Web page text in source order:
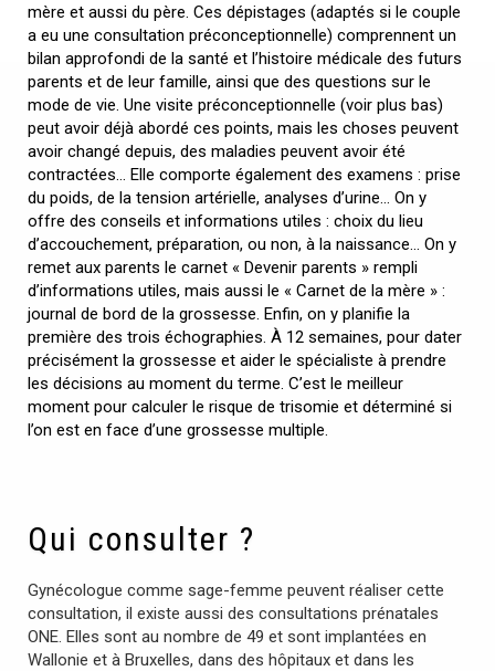
mère et aussi du père. Ces dépistages (adaptés si le couple
a eu une consultation préconceptionnelle) comprennent un
bilan approfondi de la santé et l’histoire médicale des futurs
parents et de leur famille, ainsi que des questions sur le
mode de vie. Une visite préconceptionnelle (voir plus bas)
peut avoir déjà abordé ces points, mais les choses peuvent
avoir changé depuis, des maladies peuvent avoir été
contractées… Elle comporte également des examens : prise
du poids, de la tension artérielle, analyses d’urine… On y
offre des conseils et informations utiles : choix du lieu
d’accouchement, préparation, ou non, à la naissance… On y
remet aux parents le carnet « Devenir parents » rempli
d’informations utiles, mais aussi le « Carnet de la mère » :
journal de bord de la grossesse. Enfin, on y planifie la
première des trois échographies. À 12 semaines, pour dater
précisément la grossesse et aider le spécialiste à prendre
les décisions au moment du terme. C’est le meilleur
moment pour calculer le risque de trisomie et déterminé si
l’on est en face d’une grossesse multiple.
Qui consulter ?
Gynécologue comme sage-femme peuvent réaliser cette
consultation, il existe aussi des consultations prénatales
ONE. Elles sont au nombre de 49 et sont implantées en
Wallonie et à Bruxelles, dans des hôpitaux et dans les